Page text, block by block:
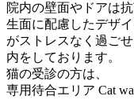
院内の壁面やドアは
生面に配慮したデザ
がストレスなく過ご
内をしております。
猫の受診の方は、
専用待合エリア Cat